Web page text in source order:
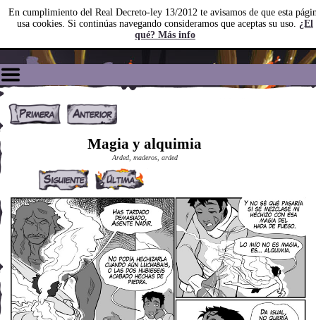
En cumplimiento del Real Decreto-ley 13/2012 te avisamos de que esta
usa cookies. Si continúas navegando consideramos que aceptas su uso. ¿El
qué? Más info
Magia y alquimia
Arded, maderos, arded